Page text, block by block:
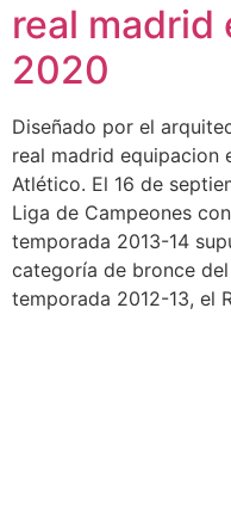
real madrid
2020
Diseñado por el
real madrid equipacion
Atlético. El 16 de
Liga de Campeones
temporada 2013-14
categoría de bronce
temporada 2012-13, el